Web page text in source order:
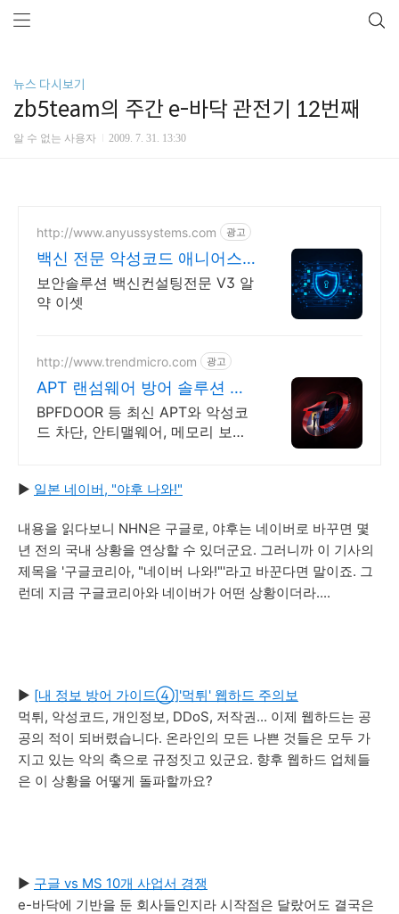
뉴스 다시보기
zb5team의 주간 e-바닥 관전기 12번째
알 수 없는 사용자 2009. 7. 31. 13:30
http://www.anyussystems.com 광고
백신 전문 악성코드 애니어스
시스템즈
보안솔루션 백신컨설팅전문 V3 알
약 이셋
http://www.trendmicro.com 광고
APT 랜섬웨어 방어 솔루션 성
능과 안정성이 검증된 벤더
BPFDOOR 등 최신 APT와 악성코
드 차단, 안티맬웨어, 메모리 보호
▶ 일본 네이버, "야후 나와!"
내용을 읽다보니 NHN은 구글로, 야후는 네이버로 바꾸면 몇
년 전의 국내 상황을 연상할 수 있더군요. 그러니까 이 기사의
제목을 '구글코리아, "네이버 나와!"'라고 바꾼다면 말이죠. 그
런데 지금 구글코리아와 네이버가 어떤 상황이더라....
▶ [내 정보 방어 가이드④]'먹튀' 웹하드 주의보
먹튀, 악성코드, 개인정보, DDoS, 저작권... 이제 웹하드는 공
공의 적이 되버렸습니다. 온라인의 모든 나쁜 것들은 모두 가
지고 있는 악의 축으로 규정짓고 있군요. 향후 웹하드 업체들
은 이 상황을 어떻게 돌파할까요?
▶ 구글 vs MS 10개 사업서 경쟁
e-바닥에 기반을 둔 회사들인지라 시작점은 달랐어도 결국은